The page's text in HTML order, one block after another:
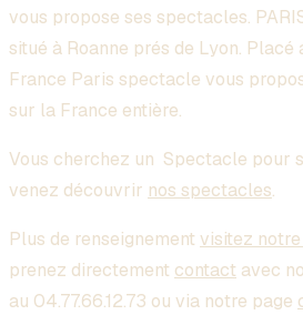
vous propose ses spectacles.
situé à Roanne prés de Lyon. Placé
France Paris spectacle vous
sur la France entière.
Vous cherchez un Spectacle pour
venez découvrir nos spectacles.
Plus de renseignement visitez
prenez directement contact avec
au 04.77.66.12.73 ou via notre page